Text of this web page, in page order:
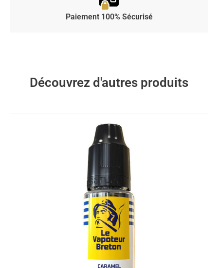
Paiement 100% Sécurisé
Découvrez d'autres produits